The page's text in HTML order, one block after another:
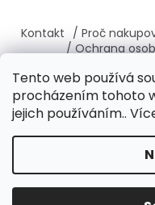
Tento web používá
procházením tohoto
jejich používáním..
p
a
Kontakt / Proč
/ Ochrana
Copyright 2026